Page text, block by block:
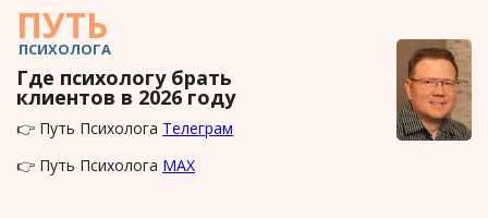
ПУТЬ
ПСИХОЛОГА
Где психологу брать
клиентов в 2026 году
👉 Путь Психолога Телеграм
👉 Путь Психолога MAX